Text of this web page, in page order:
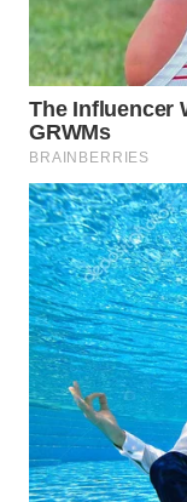
INDRAMAYU
WN
KUNINGAN
WN
MAJALENGKA
WN
SUBANG
WN
SUKABUMI
WN
PURWAKARTA